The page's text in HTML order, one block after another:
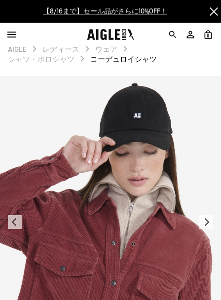
【最大50%OFF】FINAL SALEがスタート！
ログイン/会員登録で送料＆返品無料
AIGLE CLUB ポイントサービス終了のお知らせ
【8/16まで】セール品がさらに10%OFF！
【最大50%OFF】FINAL SALEがスタート！
ログイン/会員登録で送料＆返品無料
AIGLE CLUB ポイントサービス終了のお知らせ
0
AIGLE レディース
ウェア
シャツ・ポロシャツ
コーデュロイシャツ